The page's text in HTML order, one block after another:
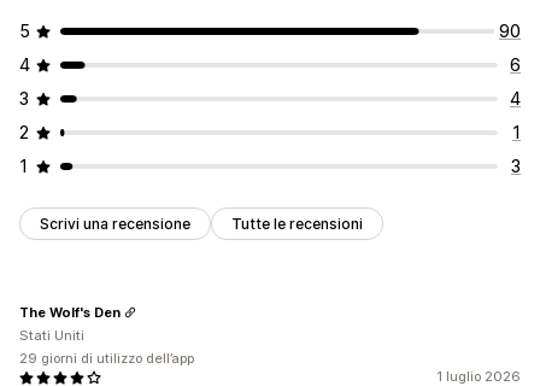
5
90
4
6
3
4
2
1
1
3
Scrivi una recensione Tutte le recensioni
1 luglio 2026
The Wolf's Den
Stati Uniti
29 giorni di utilizzo dell’app